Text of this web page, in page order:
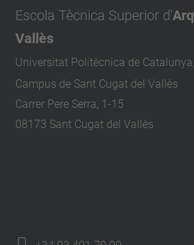
Escola Tècnica Superior d'
Vallès
Universitat Politècnica de
Campus de Sant Cugat del Vallès
Carrer Pere Serra, 1-15
08173 Sant Cugat del Vallès